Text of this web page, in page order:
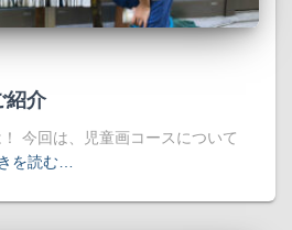
紹介
今回は、児童画コースについて
を読む…